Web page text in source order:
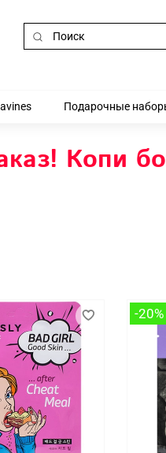
Подарочные
Копи
-20%